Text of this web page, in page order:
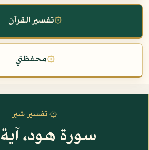
۞تفسير القرآن
۞محفظتي
۞ تفسير شبر
سورة هود، آية ١٠٨